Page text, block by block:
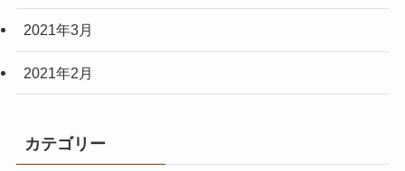
2021年3月
2021年2月
カテゴリー